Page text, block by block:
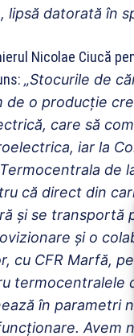
lipsă datorată în
Nicolae Ciucă
„Stocurile de
de o producţie
care să
iar la
de
că direct din
şi se transportă
şi o
cu CFR Marfă,
termocentralele
în parametri
Avem